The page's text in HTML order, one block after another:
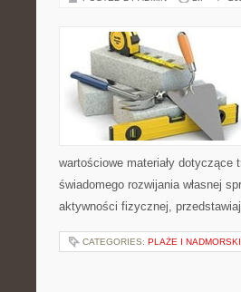
wartościowe materiały
świadomego rozwijania własnej
aktywności fizycznej,
CATEGORIES: PLAŻE I